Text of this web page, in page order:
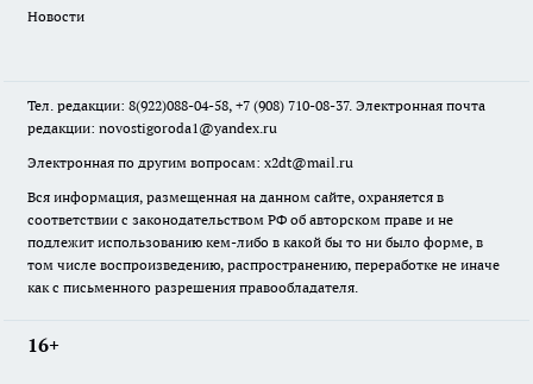
Новости
Тел. редакции: 8(922)088-04-58, +7 (908) 710-08-37. Электронная почта
редакции: novostigoroda1@yandex.ru
Электронная по другим вопросам: x2dt@mail.ru
Вся информация, размещенная на данном сайте, охраняется в
соответствии с законодательством РФ об авторском праве и не
подлежит использованию кем-либо в какой бы то ни было форме, в
том числе воспроизведению, распространению, переработке не иначе
как с письменного разрешения правообладателя.
16+